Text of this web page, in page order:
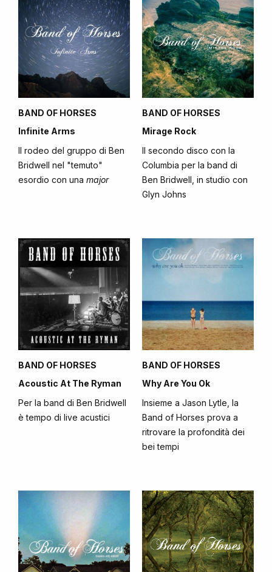
BAND OF HORSES
Infinite Arms
Il rodeo del gruppo di Ben
Bridwell nel "temuto"
esordio con una major
BAND OF HORSES
Mirage Rock
Il secondo disco con la
Columbia per la band di
Ben Bridwell, in studio con
Glyn Johns
BAND OF HORSES
Acoustic At The Ryman
Per la band di Ben Bridwell
è tempo di live acustici
BAND OF HORSES
Why Are You Ok
Insieme a Jason Lytle, la
Band of Horses prova a
ritrovare la profondità dei
bei tempi